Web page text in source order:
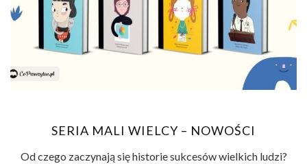
SERIA MALI WIELCY – NOWOŚCI
Od czego zaczynają się historie sukcesów wielkich ludzi?